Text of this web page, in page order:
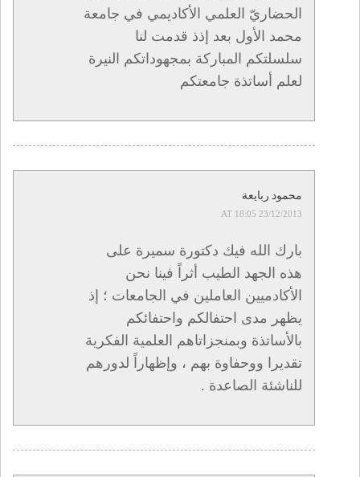
الحضاريّ العلمي الأكاديمي في جامعة
محمد الأول بعد إذذ قدمت لنا
سلسلتكم المباركة بمجهوداتكم النيرة
لعلم أساتذة جامعتكم
محمود ربايعة
23/12/2013 AT 18:05
بارك الله فيك دكتورة سميرة على
هذه الجهد الطيب أثراً فينا نحن
الأكادميين العاملين في الجامعات ؛ إذ
يظهر مدى احتفالكم واحتفائكم
بالأساتذة وبمنجزاتاهم العلمية الفكرية
تقديرا ووحفاوة بهم ، وإظهاراً لدورهم
للناشئة الصاعدة .